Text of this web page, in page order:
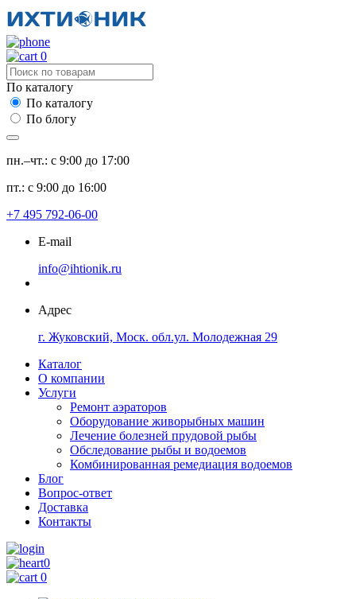
0
По каталогу
По каталогу
По блогу
пн.–чт.: с 9:00 до 17:00
пт.: с 9:00 до 16:00
+7 495 792-06-00
E-mail
info@ihtionik.ru
Адрес
г. Жуковский, Моск. обл.ул. Молодежная 29
Каталог
О компании
Услуги
Ремонт аэраторов
Оборудование живорыбных машин
Лечение болезней прудовой рыбы
Обследование рыбы и водоемов
Комбинированная ремедиация водоемов
Блог
Вопрос-ответ
Доставка
Контакты
0
0